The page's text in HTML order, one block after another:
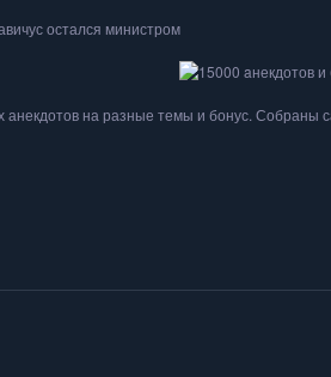
остался министром
на разные темы и бонус. Собраны